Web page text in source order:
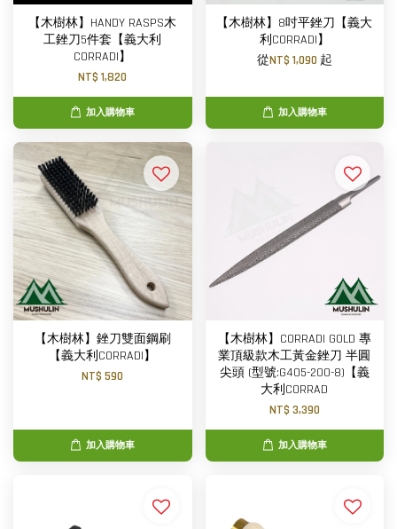
【木樹林】HANDY RASPS木
工銼刀5件套【義大利
CORRADI】
NT$ 1,820
加入購物車
【木樹林】8吋平銼刀【義大
利CORRADI】
從NT$ 1,090 起
加入購物車
【木樹林】銼刀雙面鋼刷
【義大利CORRADI】
NT$ 590
加入購物車
【木樹林】CORRADI GOLD 專
業頂級款木工黃金銼刀 半圓
尖頭 (型號:G405-200-8)【義
大利CORRAD
NT$ 3,390
加入購物車